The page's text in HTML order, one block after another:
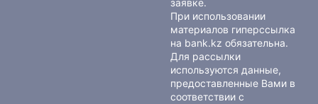
При использовании
материалов гиперссылка
на bank.kz обязательна.
Для рассылки
используются данные,
предоставленные Вами в
соответствии с